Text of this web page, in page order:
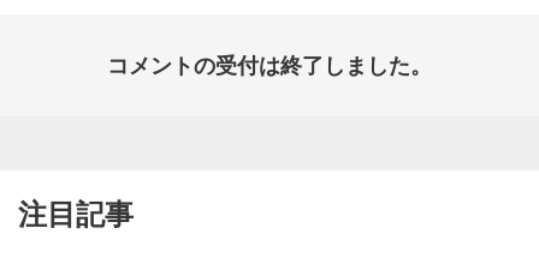
コメントの受付は終了しました。
注目記事